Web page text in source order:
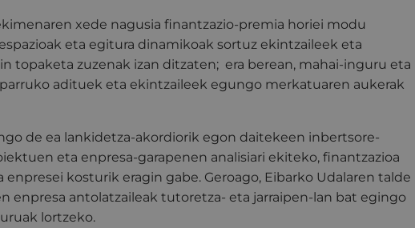
xede nagusia finantzazio-premia horiei modu
eta egitura dinamikoak sortuz ekintzaileek eta
topaketa zuzenak izan ditzaten; era berean, mahai-inguru eta
adituek eta ekintzaileek egungo merkatuaren aukerak
de ea lankidetza-akordiorik egon daitekeen inbertsore-
eta enpresa-garapenen analisiari ekiteko, finantzazioa
enpresei kosturik eragin gabe. Geroago, Eibarko Udalaren talde
enpresa antolatzaileak tutoretza- eta jarraipen-lan bat egingo
lortzeko.